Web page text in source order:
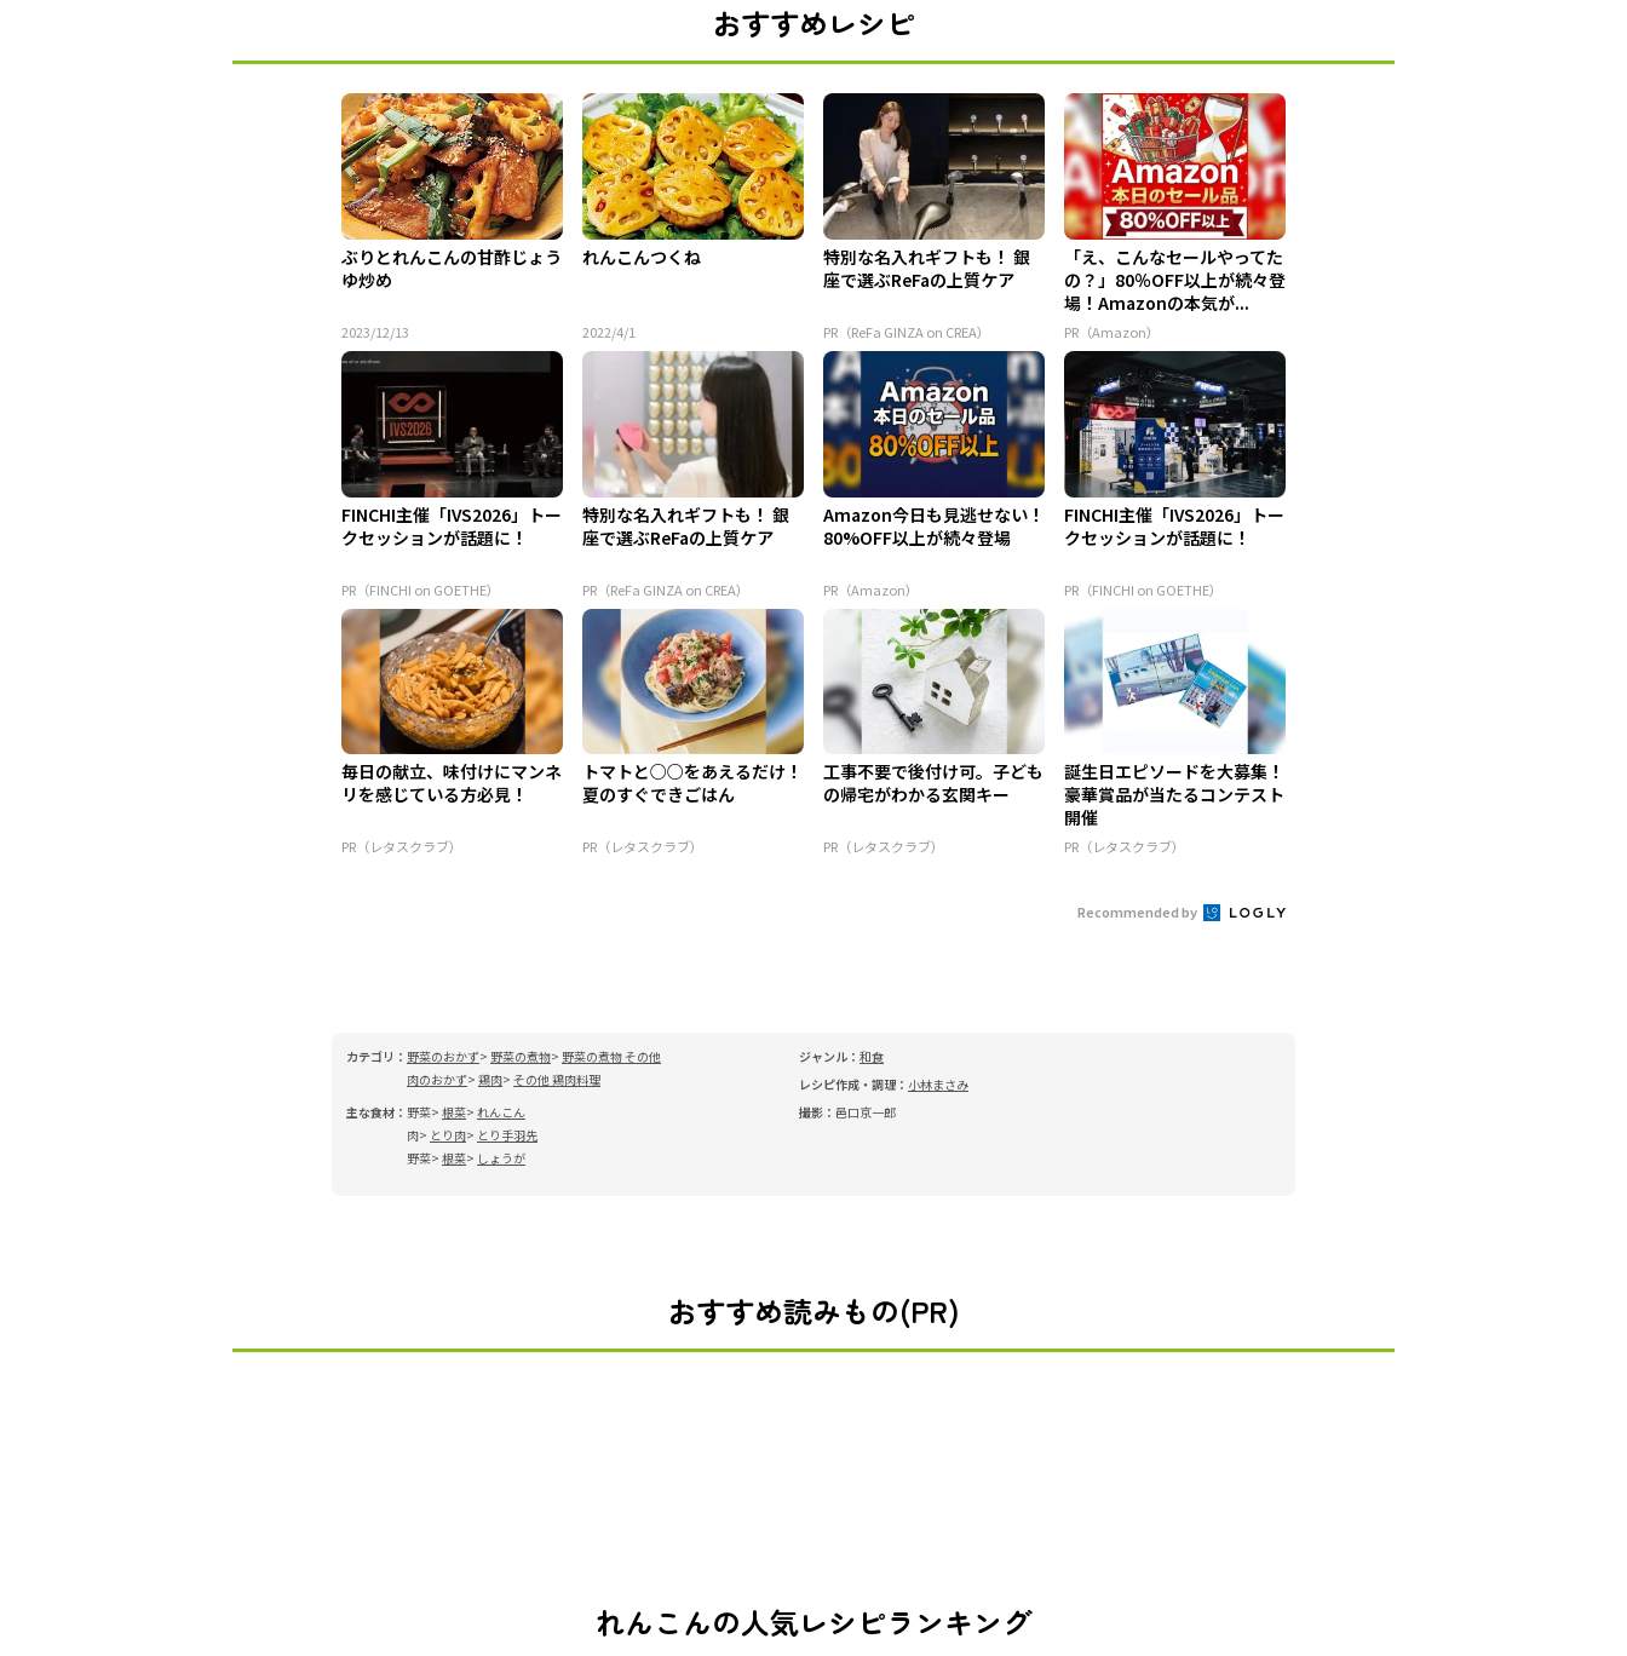
おすすめレシピ
ぶりとれんこんの甘酢じょう
ゆ炒め
2023/12/13
れんこんつくね
2022/4/1
特別な名入れギフトも！ 銀
座で選ぶReFaの上質ケア
PR（ReFa GINZA on CREA）
「え、こんなセールやってた
の？」80％OFF以上が続々登
場！Amazonの本気が...
PR（Amazon）
FINCHI主催「IVS2026」トー
クセッションが話題に！
PR（FINCHI on GOETHE）
特別な名入れギフトも！ 銀
座で選ぶReFaの上質ケア
PR（ReFa GINZA on CREA）
Amazon今日も見逃せない！
80%OFF以上が続々登場
PR（Amazon）
FINCHI主催「IVS2026」トー
クセッションが話題に！
PR（FINCHI on GOETHE）
毎日の献立、味付けにマンネ
リを感じている方必見！
PR（レタスクラブ）
トマトと○○をあえるだけ！
夏のすぐできごはん
PR（レタスクラブ）
工事不要で後付け可。子ども
の帰宅がわかる玄関キー
PR（レタスクラブ）
誕生日エピソードを大募集！
豪華賞品が当たるコンテスト
開催
PR（レタスクラブ）
Recommended by
カテゴリ： 野菜のおかず 野菜の煮物
野菜の煮物 その他
肉のおかず 鶏肉 その他 鶏肉料理
主な食材： 野菜 根菜 れんこん
肉
とり肉
とり手羽先
野菜 根菜 しょうが
ジャンル： 和食
レシピ作成・調理： 小林まさみ
撮影： 邑口京一郎
おすすめ読みもの(PR)
れんこんの人気レシピランキング